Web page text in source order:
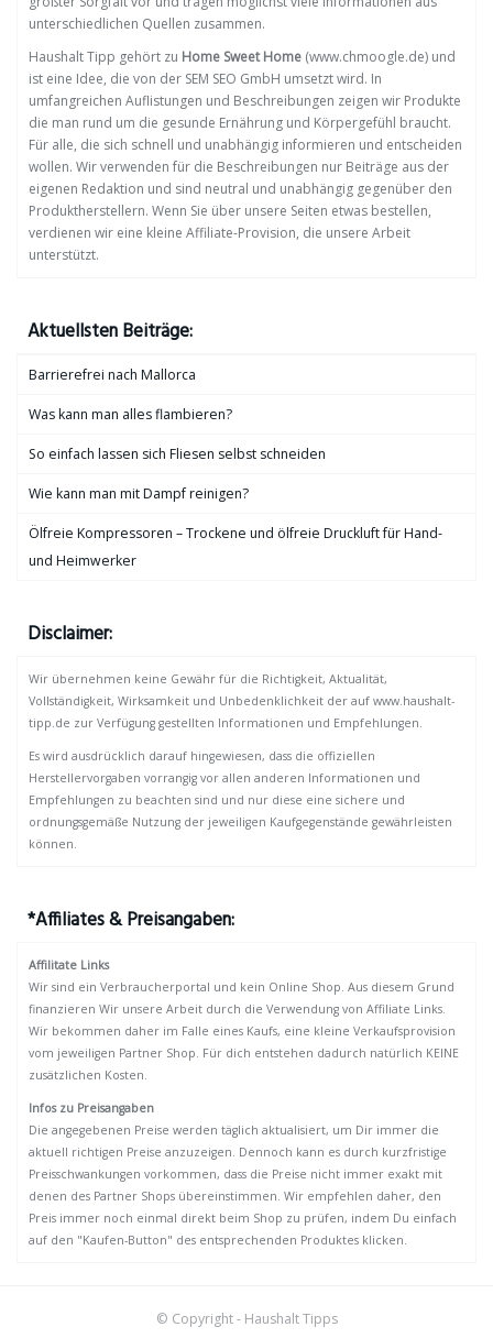
unterschiedlichen Quellen zusammen.
Haushalt Tipp gehört zu Home Sweet Home (www.chmoogle.de) und
ist eine Idee, die von der SEM SEO GmbH umsetzt wird. In
umfangreichen Auflistungen und Beschreibungen zeigen wir Produkte
die man rund um die gesunde Ernährung und Körpergefühl braucht.
Für alle, die sich schnell und unabhängig informieren und entscheiden
wollen. Wir verwenden für die Beschreibungen nur Beiträge aus der
eigenen Redaktion und sind neutral und unabhängig gegenüber den
Produktherstellern. Wenn Sie über unsere Seiten etwas bestellen,
verdienen wir eine kleine Affiliate-Provision, die unsere Arbeit
unterstützt.
Aktuellsten Beiträge:
Barrierefrei nach Mallorca
Was kann man alles flambieren?
So einfach lassen sich Fliesen selbst schneiden
Wie kann man mit Dampf reinigen?
Ölfreie Kompressoren – Trockene und ölfreie Druckluft für Hand-
und Heimwerker
Disclaimer:
Wir übernehmen keine Gewähr für die Richtigkeit, Aktualität,
Vollständigkeit, Wirksamkeit und Unbedenklichkeit der auf www.haushalt-
tipp.de zur Verfügung gestellten Informationen und Empfehlungen.
Es wird ausdrücklich darauf hingewiesen, dass die offiziellen
Herstellervorgaben vorrangig vor allen anderen Informationen und
Empfehlungen zu beachten sind und nur diese eine sichere und
ordnungsgemäße Nutzung der jeweiligen Kaufgegenstände gewährleisten
können.
*Affiliates & Preisangaben:
Affilitate Links
Wir sind ein Verbraucherportal und kein Online Shop. Aus diesem Grund
finanzieren Wir unsere Arbeit durch die Verwendung von Affiliate Links.
Wir bekommen daher im Falle eines Kaufs, eine kleine Verkaufsprovision
vom jeweiligen Partner Shop. Für dich entstehen dadurch natürlich KEINE
zusätzlichen Kosten.
Infos zu Preisangaben
Die angegebenen Preise werden täglich aktualisiert, um Dir immer die
aktuell richtigen Preise anzuzeigen. Dennoch kann es durch kurzfristige
Preisschwankungen vorkommen, dass die Preise nicht immer exakt mit
denen des Partner Shops übereinstimmen. Wir empfehlen daher, den
Preis immer noch einmal direkt beim Shop zu prüfen, indem Du einfach
auf den "Kaufen-Button" des entsprechenden Produktes klicken.
© Copyright - Haushalt Tipps